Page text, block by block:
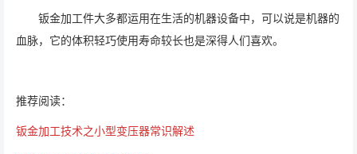
钣金加工件大多都运用在生活的机器设备中，可以说是机器的
血脉，它的体积轻巧使用寿命较长也是深得人们喜欢。
推荐阅读：
钣金加工技术之小型变压器常识解述